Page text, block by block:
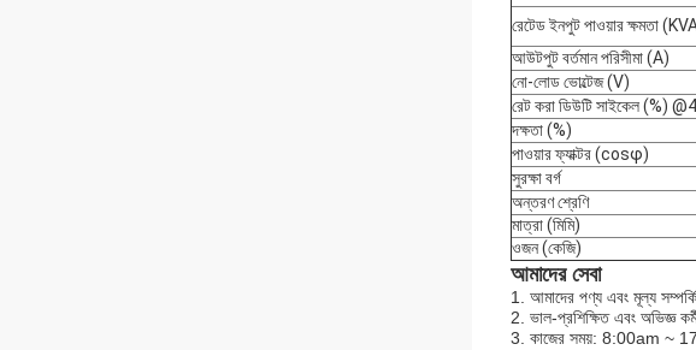
রেটেড ইনপুট পাওয়ার ক্ষমতা
আউটপুট বর্তমান পরিসীমা (A)
নো-লোড ভোল্টেজ (V)
রেট করা ডিউটি ​​সাইকেল (%)
দক্ষতা (%)
পাওয়ার ফ্যাক্টর (cosφ)
সুরক্ষা বর্গ
অন্তরণ শ্রেণি
মাত্রা (মিমি)
ওজন (কেজি)
আমাদের সেবা
1. আমাদের পণ্য এবং মূল্য
2. ভাল-প্রশিক্ষিত এবং অভিজ্ঞ
3. কাজের সময়: 8:00am ~